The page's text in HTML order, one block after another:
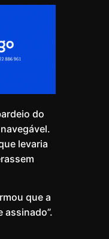
do
levaria
que a
assinado”.